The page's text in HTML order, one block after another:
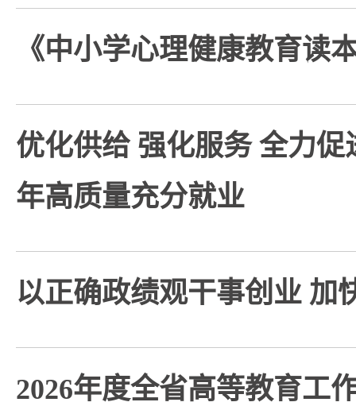
《中小学心理健康教育读
优化供给 强化服务 全力
年高质量充分就业
以正确政绩观干事创业 加
2026年度全省高等教育工